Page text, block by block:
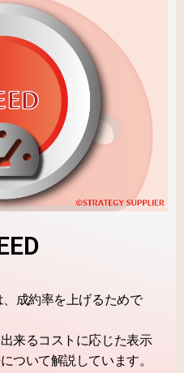
成約率を上げるためで
来るコストに応じた表示
ついて解説しています。